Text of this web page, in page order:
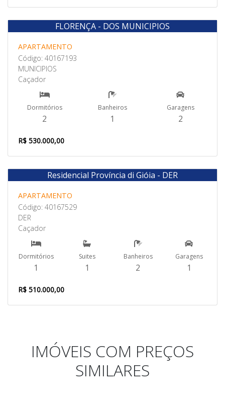
Venda
FLORENÇA - DOS MUNICIPIOS
APARTAMENTO
Código: 40167193
MUNICIPIOS
Caçador
Dormitórios
2
Banheiros
1
Garagens
2
R$ 530.000,00
Venda
Residencial Província di Gióia - DER
APARTAMENTO
Código: 40167529
DER
Caçador
Dormitórios
1
Suites
1
Banheiros
2
Garagens
1
R$ 510.000,00
IMÓVEIS COM PREÇOS
SIMILARES